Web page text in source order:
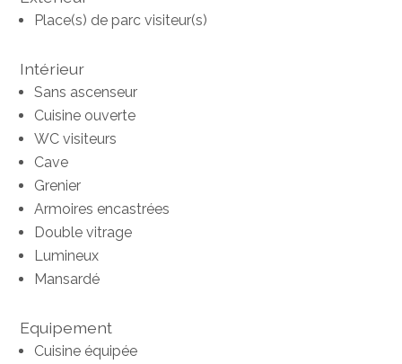
Place(s) de parc visiteur(s)
Intérieur
Sans ascenseur
Cuisine ouverte
WC visiteurs
Cave
Grenier
Armoires encastrées
Double vitrage
Lumineux
Mansardé
Equipement
Cuisine équipée